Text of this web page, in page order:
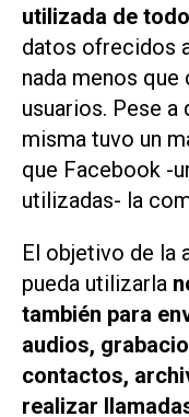
utilizada de
datos ofrecidos
nada menos
usuarios. Pese a
misma tuvo un
que Facebook -
utilizadas- la
El objetivo de la
pueda utilizarla
también para
audios,
contactos,
realizar